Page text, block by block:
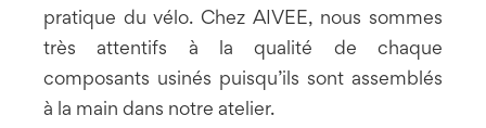
pratique du vélo. Chez AIVEE, nous sommes
très attentifs à la qualité de chaque
composants usinés puisqu’ils sont assemblés
à la main dans notre atelier.